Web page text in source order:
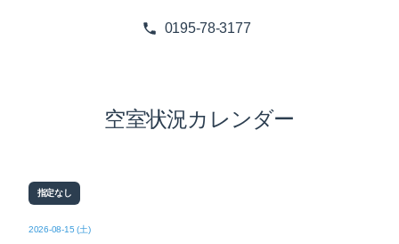
0195-78-3177
空室状況カレンダー
指定なし
2026-08-15 (土)